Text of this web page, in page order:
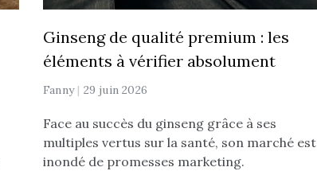
Ginseng de qualité premium : les
éléments à vérifier absolument
Fanny 29 juin 2026
Face au succès du ginseng grâce à ses
multiples vertus sur la santé, son marché est
inondé de promesses marketing.